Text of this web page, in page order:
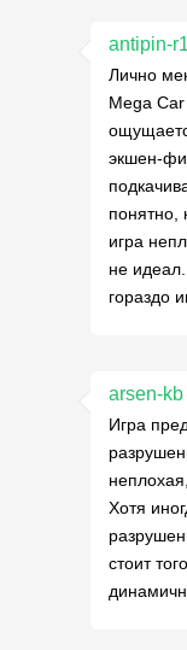
antipin-
Лично
Mega
экшен-
понятно,
игра
не
гораздо
arsen-kb
Игра
Хотя
стоит